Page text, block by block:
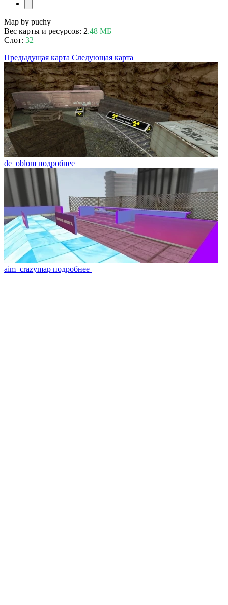
Map by puchy
Вес карты и ресурсов: 2.48 МБ
Слот: 32
Предыдущая карта Следующая карта
de_oblom подробнее
aim_crazymap подробнее